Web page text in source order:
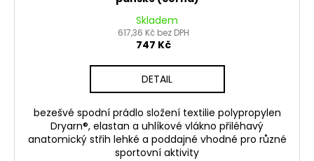
Skladem
617,36 Kč bez DPH
747 Kč
DETAIL
bezešvé spodní prádlo složení textilie polypropylen
Dryarn®, elastan a uhlíkové vlákno přiléhavý
anatomický střih lehké a poddajné vhodné pro různé
sportovní aktivity